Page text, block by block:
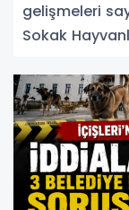
gelişmeleri
Sokak